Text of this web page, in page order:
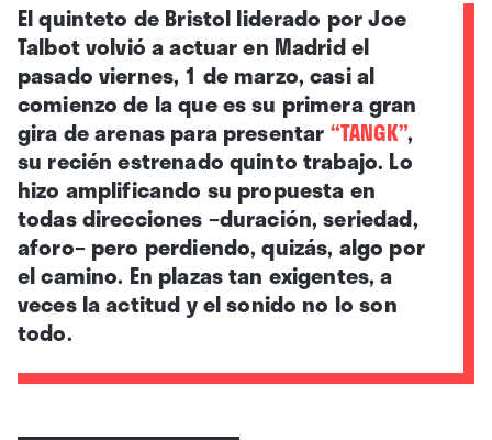
El quinteto de Bristol liderado por Joe
Talbot volvió a actuar en Madrid el
pasado viernes, 1 de marzo, casi al
comienzo de la que es su primera gran
gira de arenas para presentar “TANGK”,
su recién estrenado quinto trabajo. Lo
hizo amplificando su propuesta en
todas direcciones –duración, seriedad,
aforo– pero perdiendo, quizás, algo por
el camino. En plazas tan exigentes, a
veces la actitud y el sonido no lo son
todo.